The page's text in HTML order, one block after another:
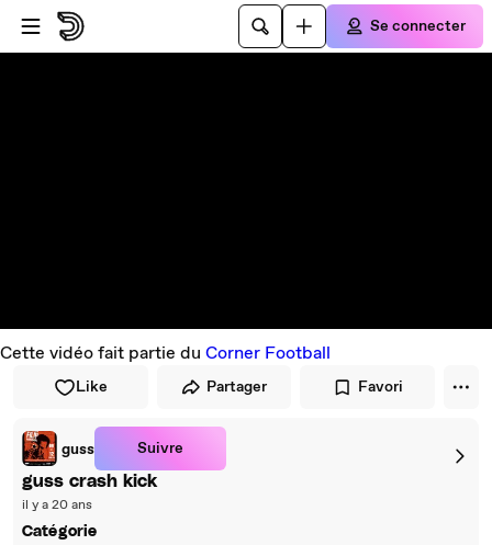
Passer au player
Passer au contenu principal
Se connecter
Cette vidéo fait partie du Corner Football
Like Partager Favori
guss Suivre
guss crash kick
il y a 20 ans
Catégorie